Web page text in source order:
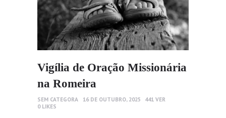
Vigília de Oração Missionária
na Romeira
SEM CATEGORA 16 DE OUTUBRO, 2025 441 VER
0 LIKES